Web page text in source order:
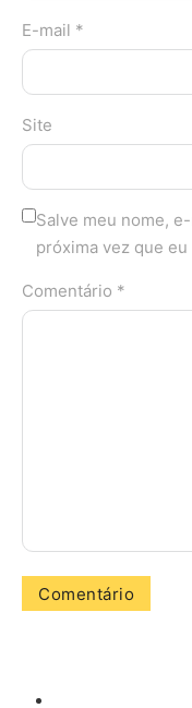
E-mail *
Site
Salve meu nome,
próxima vez que eu
Comentário *